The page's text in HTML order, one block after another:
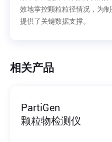
效地掌控颗粒粒径情况，为
提供了关键数据支撑。
相关产品
PartiGen
颗粒物检测仪